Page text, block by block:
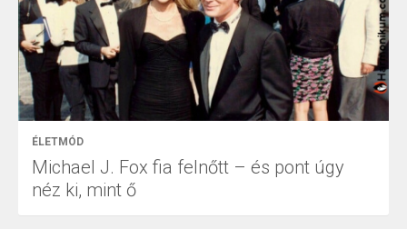
ÉLETMÓD
Michael J. Fox fia felnőtt – és pont úgy
néz ki, mint ő